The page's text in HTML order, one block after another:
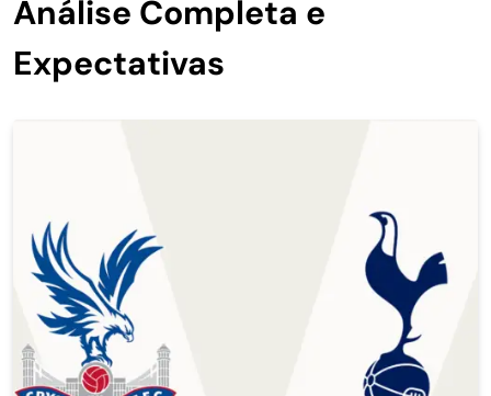
Análise Completa e
Expectativas